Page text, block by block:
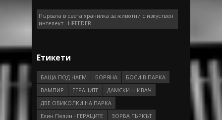
Първата в света хранилка за животни с изкуствен
интелект - HFEEDER
Етикети
БАЩА ПОД НАЕМ БОРЯНА
БОСИ В ПАРКА
ВАМПИР
ГEРAЦИТE
ДАМСКИ ШИВАЧ
ДВЕ ОБИКОЛКИ НА ПАРКА
Елин Пелин - ГЕРАЦИТЕ
ЗОРБА ГЪРКЪТ